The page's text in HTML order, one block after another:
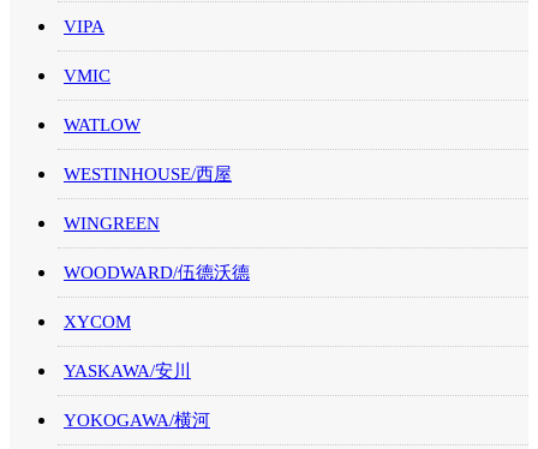
VIPA
VMIC
WATLOW
WESTINHOUSE/西屋
WINGREEN
WOODWARD/伍德沃德
XYCOM
YASKAWA/安川
YOKOGAWA/横河